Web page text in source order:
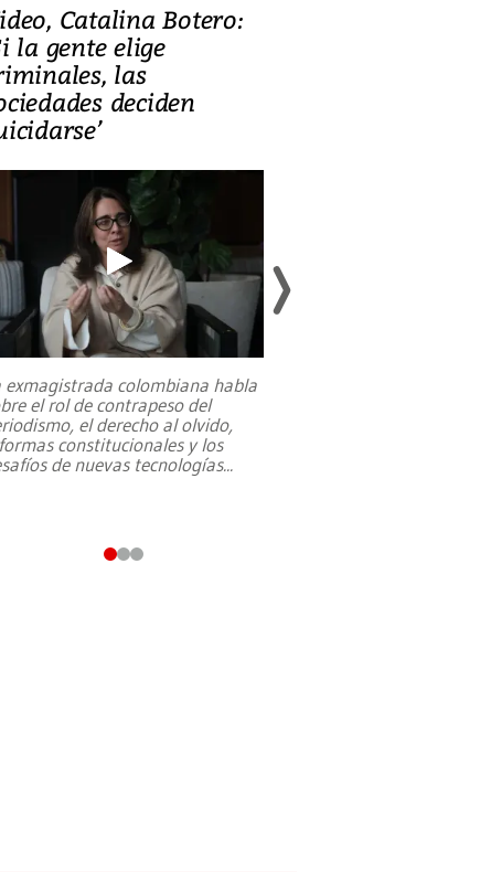
Catalina Botero:
la gente elige
las
deciden
exmagistrada colombiana habla
el rol de contrapeso del
el derecho al olvido,
constitucionales y los
de nuevas tecnologías...